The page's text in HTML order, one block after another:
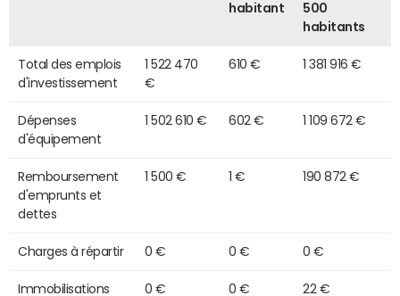
habitant
500
habitants
Total des emplois
d'investissement
1 522 470
€
610 € 1 381 916 €
Dépenses
d'équipement
1 502 610 € 602 € 1 109 672 €
Remboursement
d'emprunts et
dettes
1 500 € 1 € 190 872 €
Charges à répartir 0 € 0 € 0 €
Immobilisations
0 € 0 € 22 €